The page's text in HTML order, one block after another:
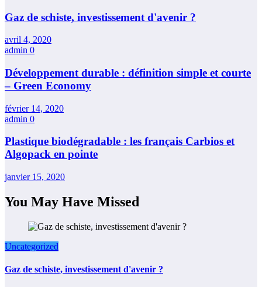
Gaz de schiste, investissement d'avenir ?
avril 4, 2020
admin 0
Développement durable : définition simple et courte
– Green Economy
février 14, 2020
admin 0
Plastique biodégradable : les français Carbios et
Algopack en pointe
janvier 15, 2020
You May Have Missed
Uncategorized
Gaz de schiste, investissement d'avenir ?